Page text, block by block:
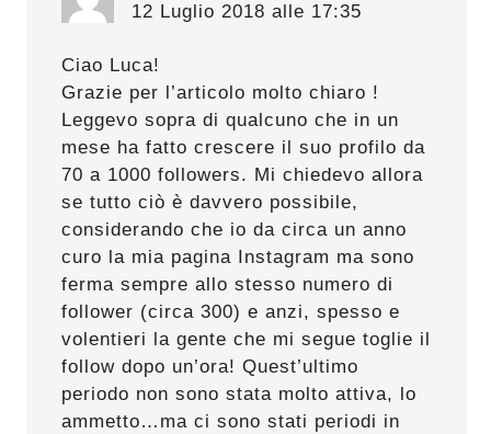
12 Luglio 2018 alle 17:35
Ciao Luca!
Grazie per l’articolo molto chiaro !
Leggevo sopra di qualcuno che in un
mese ha fatto crescere il suo profilo da
70 a 1000 followers. Mi chiedevo allora
se tutto ciò è davvero possibile,
considerando che io da circa un anno
curo la mia pagina Instagram ma sono
ferma sempre allo stesso numero di
follower (circa 300) e anzi, spesso e
volentieri la gente che mi segue toglie il
follow dopo un’ora! Quest’ultimo
periodo non sono stata molto attiva, lo
ammetto…ma ci sono stati periodi in